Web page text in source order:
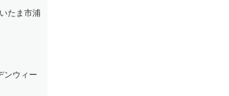
たま市浦
ンウィー